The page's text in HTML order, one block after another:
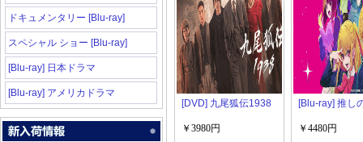
ドキュメンタリー [Blu-ray]
スペシャル ショー [Blu-ray]
[Blu-ray] 日本ドラマ
[Blu-ray] アメリカドラマ
[DVD] 九尾狐伝1938
￥3980円
[Blu-ray] 推し
￥4480円